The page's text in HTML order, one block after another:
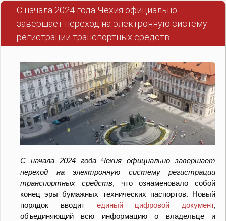
С начала 2024 года Чехия официально
завершает переход на электронную систему
регистрации транспортных средств
С начала 2024 года Чехия официально завершает
переход на электронную систему регистрации
транспортных средств, что ознаменовало собой
конец эры бумажных технических паспортов. Новый
порядок вводит единый цифровой документ,
объединяющий всю информацию о владельце и